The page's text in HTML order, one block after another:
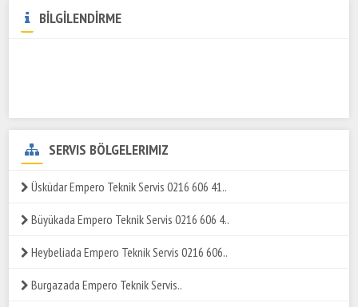
BİLGİLENDİRME
SERVIS BÖLGELERIMIZ
Üsküdar Empero Teknik Servis 0216 606 41..
Büyükada Empero Teknik Servis 0216 606 4..
Heybeliada Empero Teknik Servis 0216 606..
Burgazada Empero Teknik Servis..